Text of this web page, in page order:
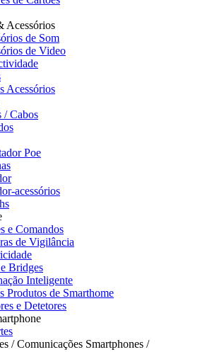
Acessórios
de Som
de Video
Acessórios
/ Cabos
Poe
acessórios
e Comandos
de Vigilância
Bridges
Inteligente
Produtos de Smarthome
e Detetores
Smartphones /